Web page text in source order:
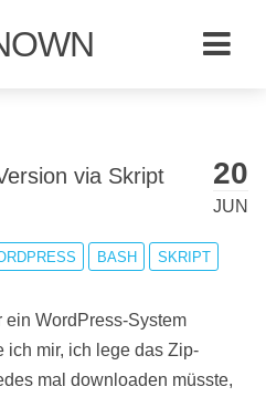
20
JUN
via Skript
BASH SKRIPT
ein WordPress-System
ich mir, ich lege das Zip-
mal downloaden müsste,